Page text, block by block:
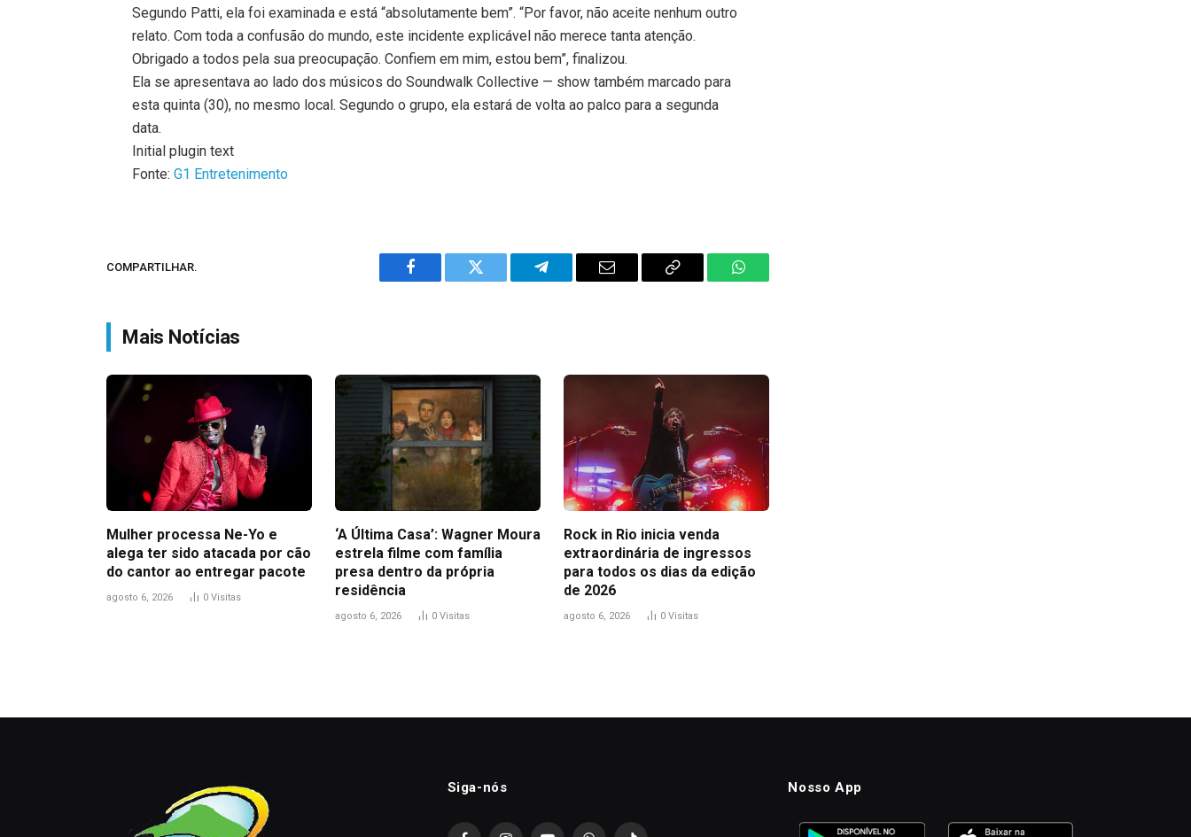
Segundo Patti, ela foi examinada e está “absolutamente bem”. “Por favor, não aceite nenhum outro
relato. Com toda a confusão do mundo, este incidente explicável não merece tanta atenção.
Obrigado a todos pela sua preocupação. Confiem em mim, estou bem”, finalizou.
Ela se apresentava ao lado dos músicos do Soundwalk Collective — show também marcado para
esta quinta (30), no mesmo local. Segundo o grupo, ela estará de volta ao palco para a segunda
data.
Initial plugin text
Fonte:G1 Entretenimento
COMPARTILHAR.
Facebook Twitter Telegram Email
Copy
WhatsApp
Mais Notícias
Mulher processa Ne-Yo e
alega ter sido atacada por cão
do cantor ao entregar pacote
agosto 6, 2026 0 Visitas
‘A Última Casa’: Wagner Moura
estrela filme com família
presa dentro da própria
residência
agosto 6, 2026 0 Visitas
Rock in Rio inicia venda
extraordinária de ingressos
para todos os dias da edição
de 2026
agosto 6, 2026 0 Visitas
Siga-nós Nosso App